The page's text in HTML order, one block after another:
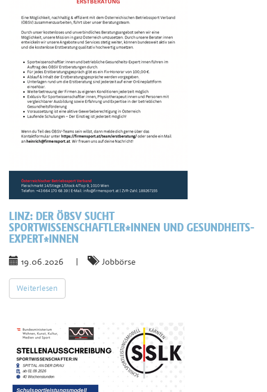
LINZ: DER ÖBSV SUCHT
SPORTWISSENSCHAFTLER*INNEN UND GESUNDHEITS-
EXPERT*INNEN
19.06.2026 | Jobbörse
Weiterlesen